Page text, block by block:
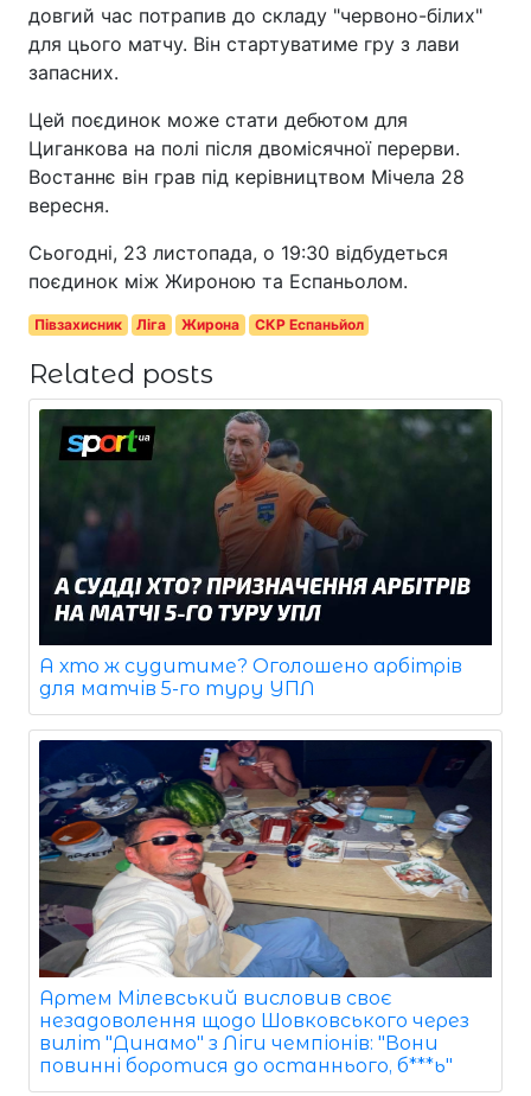
довгий час потрапив до складу "червоно-білих"
для цього матчу. Він стартуватиме гру з лави
запасних.
Цей поєдинок може стати дебютом для
Циганкова на полі після двомісячної перерви.
Востаннє він грав під керівництвом Мічела 28
вересня.
Сьогодні, 23 листопада, о 19:30 відбудеться
поєдинок між Жироною та Еспаньолом.
Півзахисник Ліга Жирона СКР Еспаньйол
Related posts
А хто ж судитиме? Оголошено арбітрів
для матчів 5-го туру УПЛ
Артем Мілевський висловив своє
незадоволення щодо Шовковського через
виліт "Динамо" з Ліги чемпіонів: "Вони
повинні боротися до останнього, б***ь"